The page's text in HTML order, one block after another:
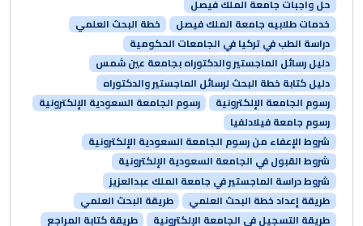
حل واجبات جامعة الملك فيصل
خدمات طلابيه جامعة الملك فيصل
خطة البحث العلمي
دراسة الطب في تركيا في الجامعات الحكومية
دليل رسائل الماجستير والدكتوراه بجامعة عين شمس
دليل كتابة خطة البحث لرسائل الماجستير والدكتوراه
رسوم الجامعة الإلكترونية
رسوم الجامعة السعودية الإلكترونية
رسوم جامعة فيلادلفيا
شروط الإعفاء من رسوم الجامعة السعودية الإلكترونية
شروط القبول في الجامعة السعودية الإلكترونية
شروط دراسة الماجستير في جامعة الملك عبدالعزيز
طريقة إعداد خطة البحث العلمي
طريقة البحث العلمي
طريقة التسجيل في الجامعة الإلكترونية
طريقة كتابة المراجع